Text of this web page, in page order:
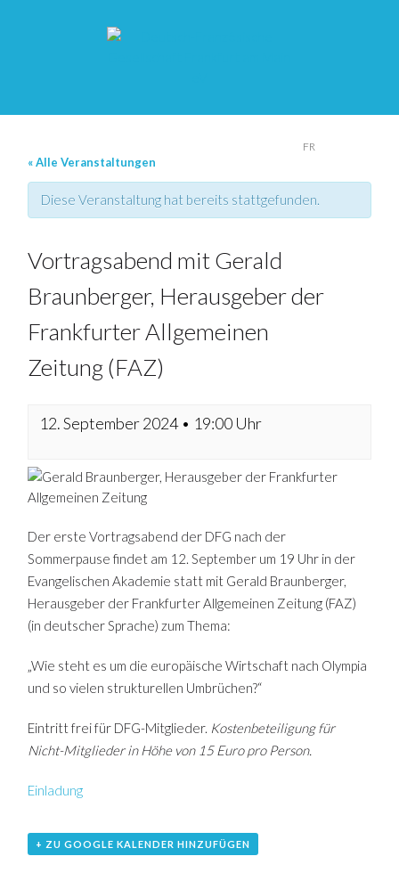
FR
« Alle Veranstaltungen
Diese Veranstaltung hat bereits stattgefunden.
Vortragsabend mit Gerald
Braunberger, Herausgeber der
Frankfurter Allgemeinen
Zeitung (FAZ)
12. September 2024 • 19:00 Uhr
Der erste Vortragsabend der DFG nach der
Sommerpause findet am 12. September um 19 Uhr in der
Evangelischen Akademie statt mit Gerald Braunberger,
Herausgeber der Frankfurter Allgemeinen Zeitung (FAZ)
(in deutscher Sprache) zum Thema:
„Wie steht es um die europäische Wirtschaft nach Olympia
und so vielen strukturellen Umbrüchen?“
Eintritt frei für DFG-Mitglieder. Kostenbeteiligung für
Nicht-Mitglieder in Höhe von 15 Euro pro Person.
Einladung
+ ZU GOOGLE KALENDER HINZUFÜGEN